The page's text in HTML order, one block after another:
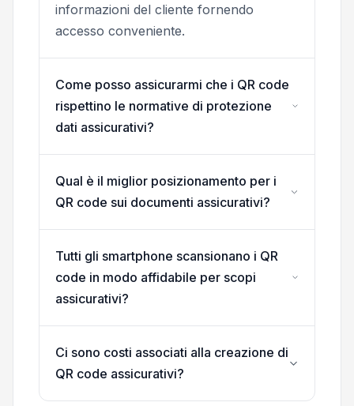
informazioni del cliente fornendo
accesso conveniente.
Come posso assicurarmi che i QR code
rispettino le normative di protezione
dati assicurativi?
Qual è il miglior posizionamento per i
QR code sui documenti assicurativi?
Tutti gli smartphone scansionano i QR
code in modo affidabile per scopi
assicurativi?
Ci sono costi associati alla creazione di
QR code assicurativi?